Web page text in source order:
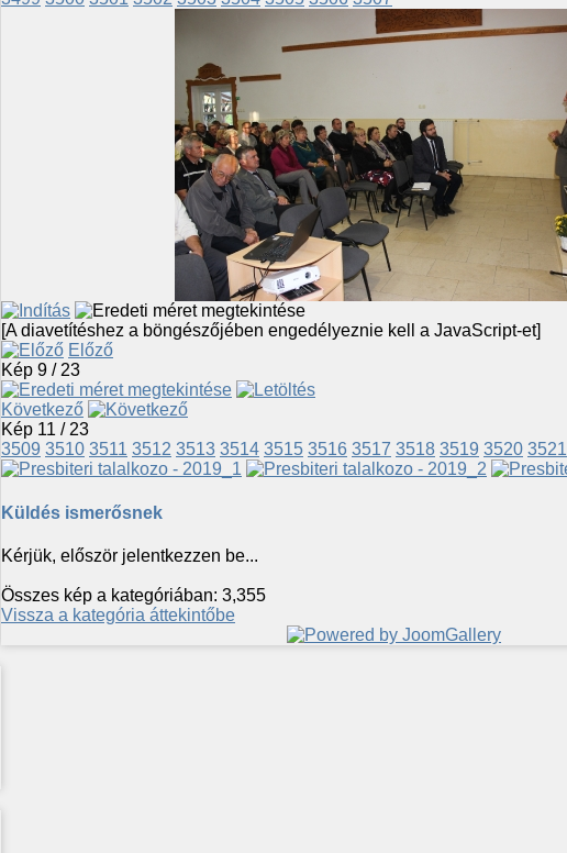
[A diavetítéshez a böngészőjében engedélyeznie kell a JavaScript-et]
Előző
Kép 9 / 23
Következő
Kép 11 / 23
3509 3510 3511 3512 3513 3514 3515 3516 3517 3518 3519 3520 3521
Küldés ismerősnek
Kérjük, először jelentkezzen be...
Összes kép a kategóriában: 3,355
Vissza a kategória áttekintőbe